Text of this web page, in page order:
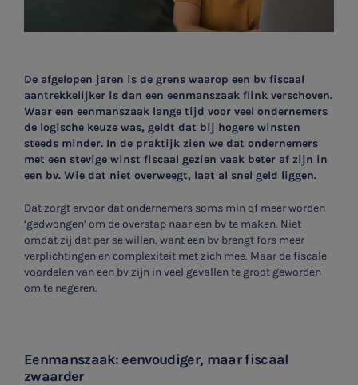
De afgelopen jaren is de grens waarop een bv fiscaal
aantrekkelijker is dan een eenmanszaak flink verschoven.
Waar een eenmanszaak lange tijd voor veel ondernemers
de logische keuze was, geldt dat bij hogere winsten
steeds minder. In de praktijk zien we dat ondernemers
met een stevige winst fiscaal gezien vaak beter af zijn in
een bv. Wie dat niet overweegt, laat al snel geld liggen.
Dat zorgt ervoor dat ondernemers soms min of meer worden
‘gedwongen’ om de overstap naar een bv te maken. Niet
omdat zij dat per se willen, want een bv brengt fors meer
verplichtingen en complexiteit met zich mee. Maar de fiscale
voordelen van een bv zijn in veel gevallen te groot geworden
om te negeren.
Eenmanszaak: eenvoudiger, maar fiscaal
zwaarder